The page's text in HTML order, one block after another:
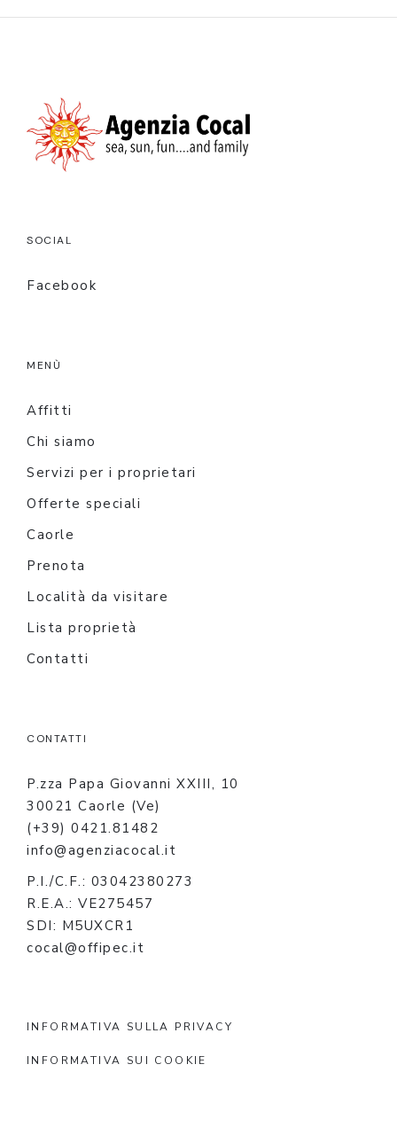
SOCIAL
Facebook
MENÙ
Affitti
Chi siamo
Servizi per i proprietari
Offerte speciali
Caorle
Prenota
Località da visitare
Lista proprietà
Contatti
CONTATTI
P.zza Papa Giovanni XXIII, 10
30021 Caorle (Ve)
(+39) 0421.81482
info@agenziacocal.it
P.I./C.F.: 03042380273
R.E.A.: VE275457
SDI: M5UXCR1
cocal@offipec.it
INFORMATIVA SULLA PRIVACY
INFORMATIVA SUI COOKIE